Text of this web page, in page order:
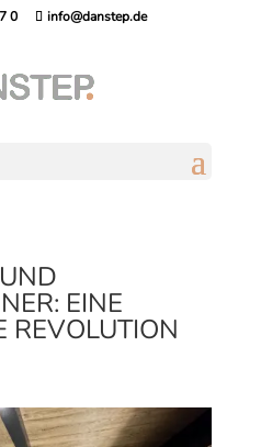
0 info@danstep.de
EINE
REVOLUTION